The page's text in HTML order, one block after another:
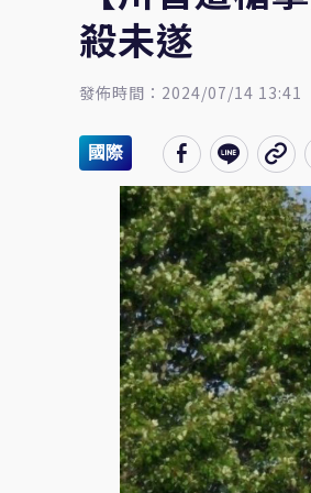
殺未遂
發佈時間：2024/07/14 13:41
國際